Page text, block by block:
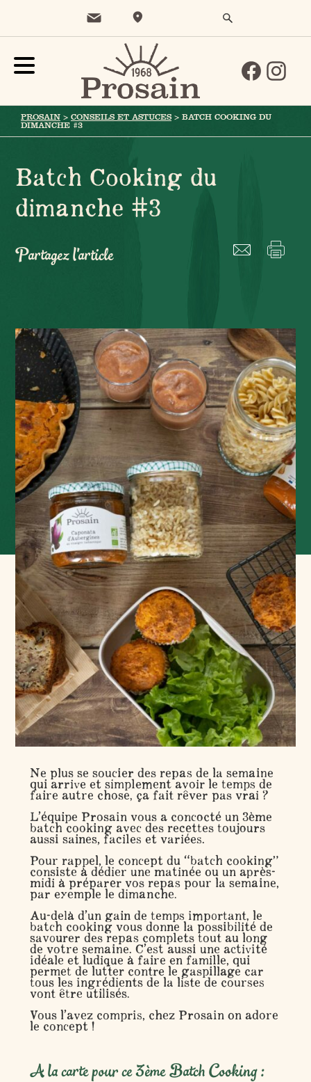
PROSAIN > CONSEILS ET ASTUCES > BATCH COOKING DU
DIMANCHE #3
Batch Cooking du
dimanche #3
Partagez l'article
Ne plus se soucier des repas de la semaine
qui arrive et simplement avoir le temps de
faire autre chose, ça fait rêver pas vrai ?
L’équipe Prosain vous a concocté un 3ème
batch cooking avec des recettes toujours
aussi saines, faciles et variées.
Pour rappel, le concept du “batch cooking”
consiste à dédier une matinée ou un après-
midi à préparer vos repas pour la semaine,
par exemple le dimanche.
Au-delà d’un gain de temps important, le
batch cooking vous donne la possibilité de
savourer des repas complets tout au long
de votre semaine. C’est aussi une activité
idéale et ludique à faire en famille, qui
permet de lutter contre le gaspillage car
tous les ingrédients de la liste de courses
vont être utilisés.
Vous l’avez compris, chez Prosain on adore
le concept !
A la carte pour ce 3ème Batch Cooking :